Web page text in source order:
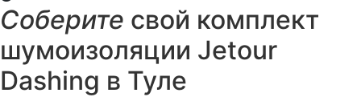
Соберите свой комплект
шумоизоляции Jetour
Dashing в Туле